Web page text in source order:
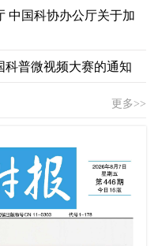
中国科协办公厅关于加
普微视频大赛的通知
更多>>